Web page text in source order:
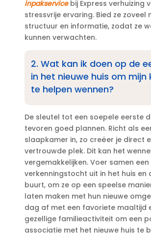
inpakservicebij Express verhuizing
stressvrije ervaring.​ Bied ze zoveel
structuur en informatie, zodat ze
kunnen verwachten.​
2.​ Wat kan ik doen op de
in het nieuwe huis om mijn
te helpen wennen?
De sleutel tot een soepele eerste
tevoren goed plannen.​ Richt als
slaapkamer in, zo creëer je direct
vertrouwde plek.​ Dit kan het
vergemakkelijken.​ Voer samen een
verkenningstocht uit in het huis en
buurt, om ze op een speelse
laten maken met hun nieuwe
dag af met een favoriete maaltijd
gezellige familieactiviteit om een
associatie met het nieuwe huis te